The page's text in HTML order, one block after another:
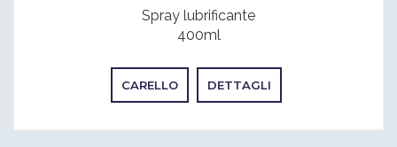
Spray lubrificante
400ml
CARELLO DETTAGLI